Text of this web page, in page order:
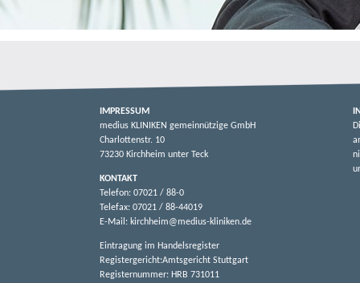
IMPRESSUM
medius KLINIKEN gemeinnützige GmbH
Charlottenstr. 10
73230 Kirchheim unter Teck
KONTAKT
Telefon: 07021 / 88-0
Telefax: 07021 / 88-44019
E-Mail: kirchheim@medius-kliniken.de
Eintragung im Handelsregister
Registergericht:Amtsgericht Stuttgart
Registernummer: HRB 731011